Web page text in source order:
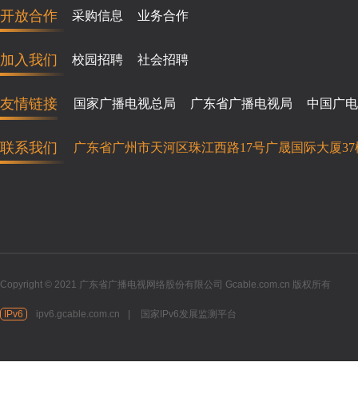
开放合作 采购信息 业务合作
加入我们 校园招聘 社会招聘
友情链接 国家广播电视总局 广东省广播电视局 中国广电
联系我们 广东省广州市天河区珠江西路17号广晟国际大厦37
Copyright © 2021 广东省广播电视网络股份有限公司 Gcable.com.cn 版权所有
IPv6 ipv6.gcable.com.cn 国家IPv6发展监测平台